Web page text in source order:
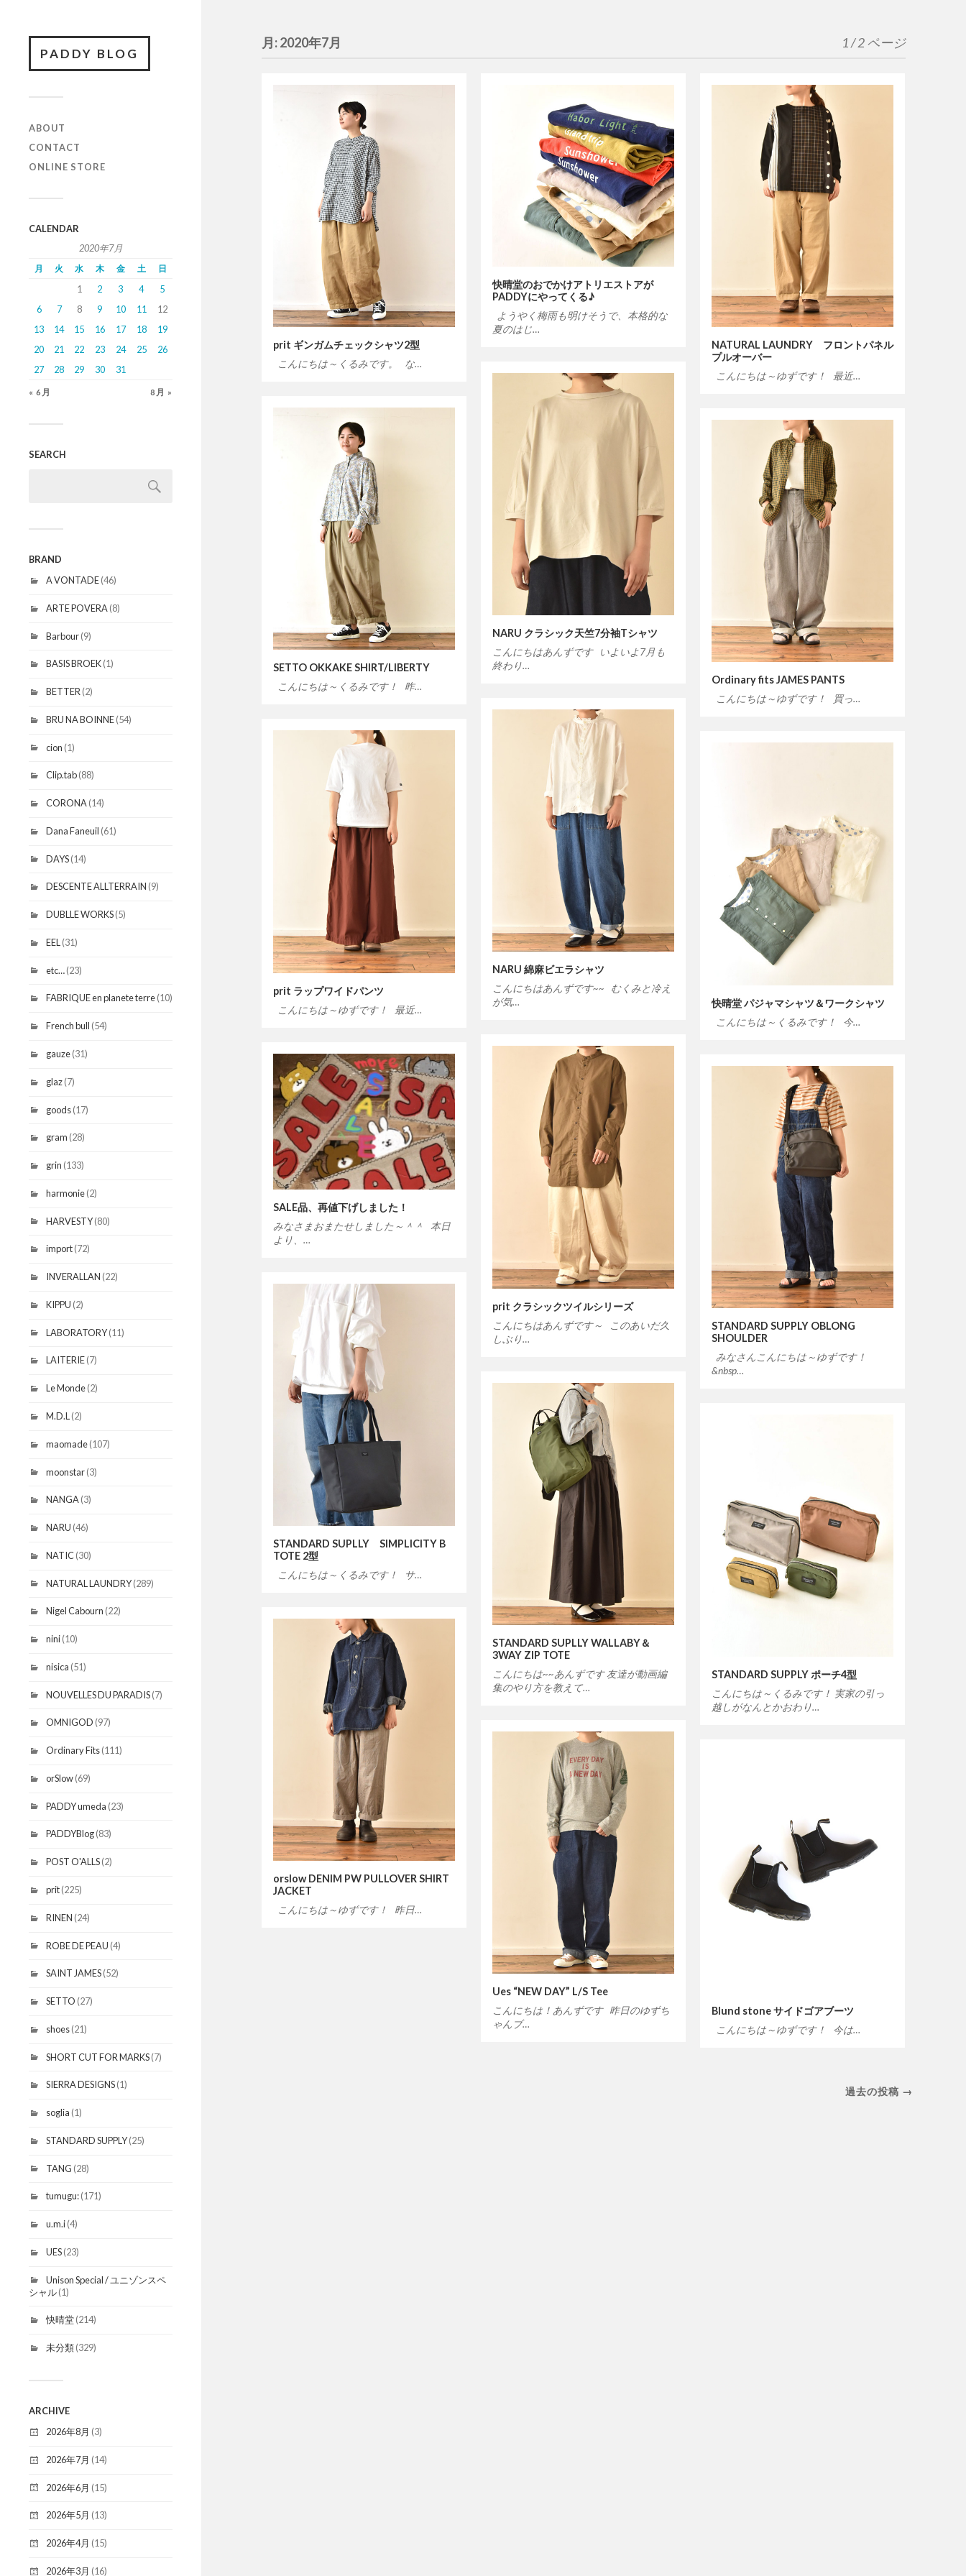
PADDY BLOG
ABOUT
CONTACT
ONLINE STORE
CALENDAR
2020年7月
月 火 水 木 金 土 日
1 2 3 4
5
6
7 8 9 10 11
12
13
14 15 16 17 18
19
20
21 22 23 24 25
26
27
28 29 30 31
« 6月 8月 »
SEARCH
BRAND
A VONTADE(46)
ARTE POVERA (8)
Barbour(9)
BASIS BROEK(1)
BETTER (2)
BRU NA BOINNE(54)
cion (1)
Clip.tab(88)
CORONA (14)
Dana Faneuil (61)
DAYS(14)
DESCENTE ALLTERRAIN (9)
DUBLLE WORKS(5)
EEL (31)
etc…(23)
FABRIQUE en planete terre(10)
French bull (54)
gauze(31)
glaz(7)
goods(17)
gram (28)
grin (133)
harmonie(2)
HARVESTY(80)
import(72)
INVERALLAN (22)
KIPPU (2)
LABORATORY(11)
LAITERIE(7)
Le Monde(2)
M.D.L (2)
maomade(107)
moonstar(3)
NANGA(3)
NARU (46)
NATIC(30)
NATURAL LAUNDRY(289)
Nigel Cabourn (22)
nini(10)
nisica (51)
NOUVELLES DU PARADIS(7)
OMNIGOD (97)
Ordinary Fits(111)
orSlow(69)
PADDY umeda (23)
PADDYBlog(83)
POST O'ALLS(2)
prit(225)
RINEN (24)
ROBE DE PEAU (4)
SAINT JAMES(52)
SETTO (27)
shoes(21)
SHORT CUT FOR MARKS(7)
SIERRA DESIGNS(1)
soglia (1)
STANDARD SUPPLY(25)
TANG (28)
tumugu:(171)
u.m.i(4)
UES(23)
Unison Special / ユニゾンスペ
シャル(1)
快晴堂(214)
未分類(329)
ARCHIVE
2026年8月 (3)
2026年7月 (14)
2026年6月 (15)
2026年5月 (13)
2026年4月 (15)
2026年3月 (16)
月:2020年7月 1 / 2 ページ
prit ギンガムチェックシャツ2型
こんにちは～くるみです。 な…
快晴堂のおでかけアトリエストアが
PADDYにやってくる♪
ようやく梅雨も明けそうで、本格的な
夏のはじ…
NATURAL LAUNDRY フロントパネル
プルオーバー
こんにちは～ゆずです！ 最近…
NARU クラシック天竺7分袖Tシャツ
こんにちはあんずです いよいよ7月も
終わり…
SETTO OKKAKE SHIRT/LIBERTY
こんにちは～くるみです！ 昨…
Ordinary fits JAMES PANTS
こんにちは～ゆずです！ 買っ…
NARU 綿麻ビエラシャツ
こんにちはあんずです~~ むくみと冷え
が気…
prit ラップワイドパンツ
こんにちは～ゆずです！ 最近…
快晴堂 パジャマシャツ＆ワークシャツ
こんにちは～くるみです！ 今…
prit クラシックツイルシリーズ
こんにちはあんずです～ このあいだ久
しぶり…
SALE品、再値下げしました！
みなさまおまたせしました～＾＾ 本日
より、…
STANDARD SUPPLY OBLONG
SHOULDER
みなさんこんにちは～ゆずです！
&nbsp…
STANDARD SUPLLY SIMPLICITY B
TOTE 2型
こんにちは～くるみです！ サ…
STANDARD SUPLLY WALLABY＆
3WAY ZIP TOTE
こんにちは~~あんずです 友達が動画編
集のやり方を教えて…
STANDARD SUPPLY ポーチ4型
こんにちは～くるみです！ 実家の引っ
越しがなんとかおわり…
orslow DENIM PW PULLOVER SHIRT
JACKET
こんにちは～ゆずです！ 昨日…
Ues “NEW DAY” L/S Tee
こんにちは！あんずです 昨日のゆずち
ゃんブ…
Blund stone サイドゴアブーツ
こんにちは～ゆずです！ 今は…
過去の投稿 →